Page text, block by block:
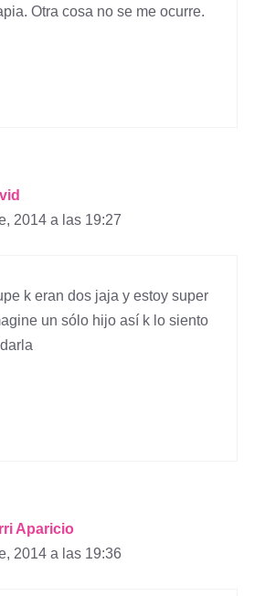
Otra cosa no se me ocurre.
2014 a las 19:27
k eran dos jaja y estoy super
un sólo hijo así k lo siento
Aparicio
2014 a las 19:36